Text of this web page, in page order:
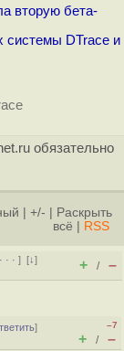
вторую бета-
системы DTrace и
обязательно
+/-
Раскрыть
всё
RSS
· · ·][↓]
+ / –
]
–7
+ / –